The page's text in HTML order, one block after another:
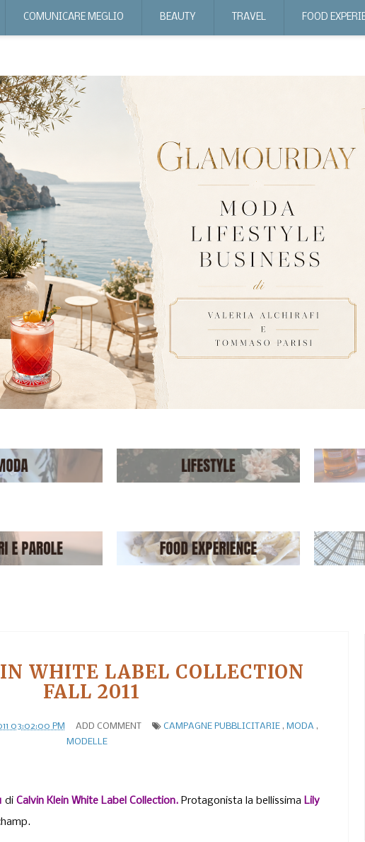
COMUNICARE MEGLIO BEAUTY TRAVEL FOOD
WHITE LABEL COLLECTION
FALL 2011
03:02:00 PM ADD COMMENT CAMPAGNE PUBBLICITARIE, MODA ,
MODELLE
di Calvin Klein White Label Collection. Protagonista la bellissima Lily